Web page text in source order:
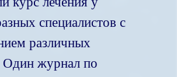
специалистов с
различных
Один журнал по